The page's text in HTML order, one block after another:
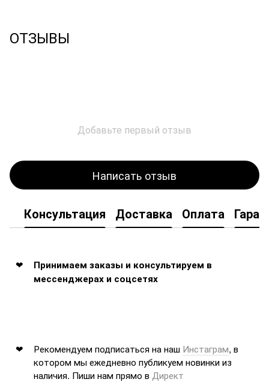
ОТЗЫВЫ
Добавьте первый отзыв
Написать отзыв
Консультация Доставка Оплата
Принимаем заказы и консультируем в
мессенджерах и соцсетях
Рекомендуем подписаться на наш Инстаграм, в
котором мы ежедневно публикуем новинки из
наличия. Пиши нам прямо в Директ